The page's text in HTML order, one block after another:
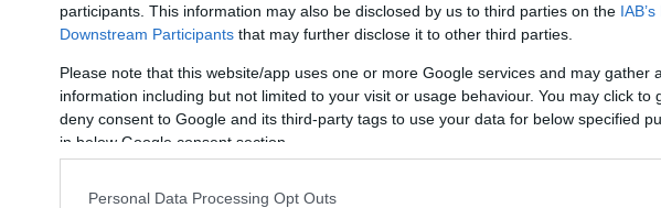
participants. This information may also be disclosed by us to third parties on the
Downstream Participants that may further disclose it to other third parties.
Please note that this website/app uses one or more Google services and may gather
information including but not limited to your visit or usage behaviour. You may click to
deny consent to Google and its third-party tags to use your data for below specified
in below Google consent section.
Personal Data Processing Opt Outs